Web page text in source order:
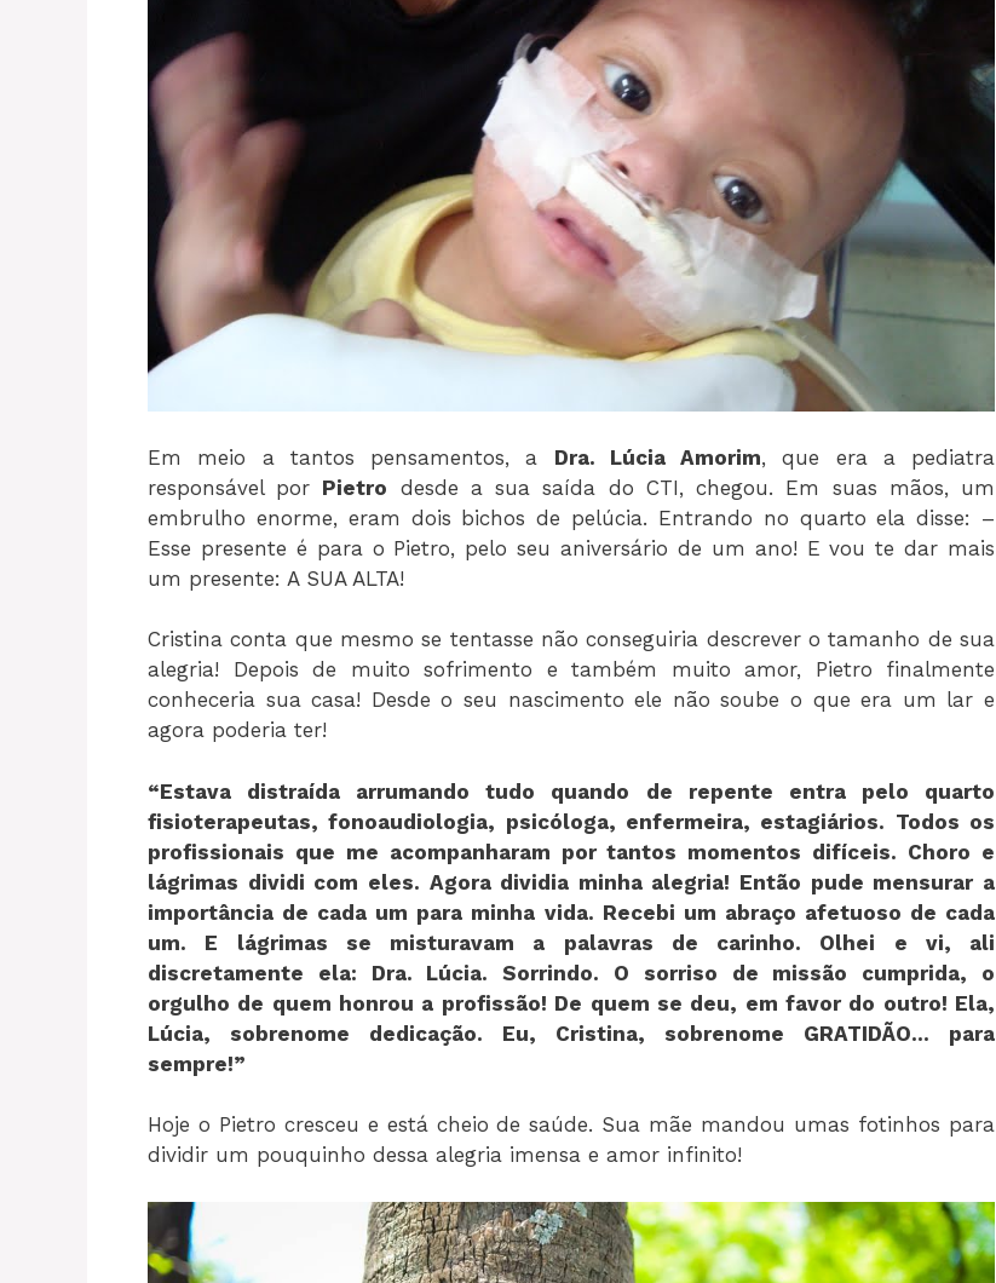
Em meio a tantos pensamentos, a Dra. Lúcia Amorim, que era a pediatra
responsável por Pietro desde a sua saída do CTI, chegou. Em suas mãos, um
embrulho enorme, eram dois bichos de pelúcia. Entrando no quarto ela disse: –
Esse presente é para o Pietro, pelo seu aniversário de um ano! E vou te dar mais
um presente: A SUA ALTA!
Cristina conta que mesmo se tentasse não conseguiria descrever o tamanho de sua
alegria! Depois de muito sofrimento e também muito amor, Pietro finalmente
conheceria sua casa! Desde o seu nascimento ele não soube o que era um lar e
agora poderia ter!
“Estava distraída arrumando tudo quando de repente entra pelo quarto
fisioterapeutas, fonoaudiologia, psicóloga, enfermeira, estagiários. Todos os
profissionais que me acompanharam por tantos momentos difíceis. Choro e
lágrimas dividi com eles. Agora dividia minha alegria! Então pude mensurar a
importância de cada um para minha vida. Recebi um abraço afetuoso de cada
um. E lágrimas se misturavam a palavras de carinho. Olhei e vi, ali
discretamente ela: Dra. Lúcia. Sorrindo. O sorriso de missão cumprida, o
orgulho de quem honrou a profissão! De quem se deu, em favor do outro! Ela,
Lúcia, sobrenome dedicação. Eu, Cristina, sobrenome GRATIDÃO… para
sempre!”
Hoje o Pietro cresceu e está cheio de saúde. Sua mãe mandou umas fotinhos para
dividir um pouquinho dessa alegria imensa e amor infinito!